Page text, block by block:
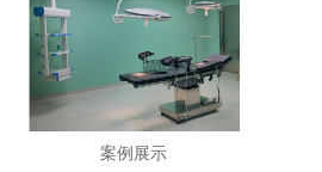
案例展示